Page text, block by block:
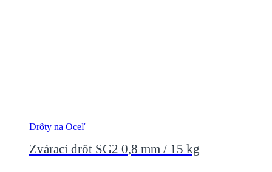
Drôty na Oceľ
Zvárací drôt SG2 0,8 mm / 15 kg